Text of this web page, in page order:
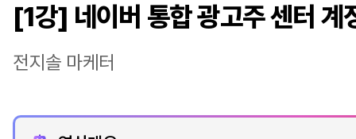
[1강] 네이버 통합 광고주 센터 계
전지솔 마케터